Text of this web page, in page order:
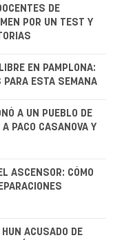
DE
POR UN TEST Y
EN PAMPLONA:
PARA ESTA SEMANA
A UN PUEBLO DE
PACO CASANOVA Y
ASCENSOR: CÓMO
ACUSADO DE